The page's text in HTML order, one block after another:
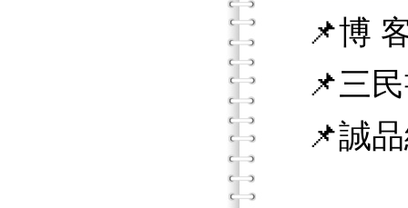
📌博
📌三民
📌誠品